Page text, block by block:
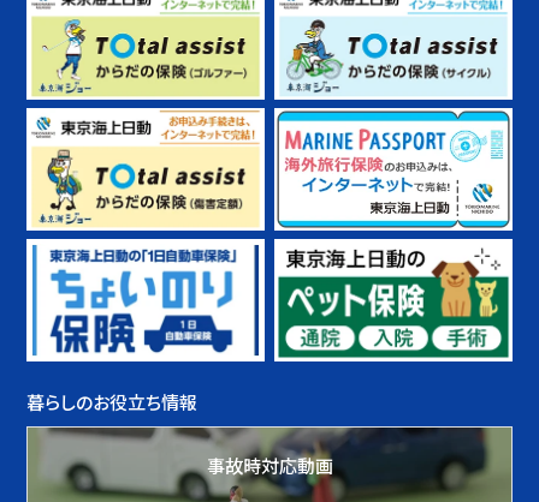
暮らしのお役立ち情報
事故時対応動画